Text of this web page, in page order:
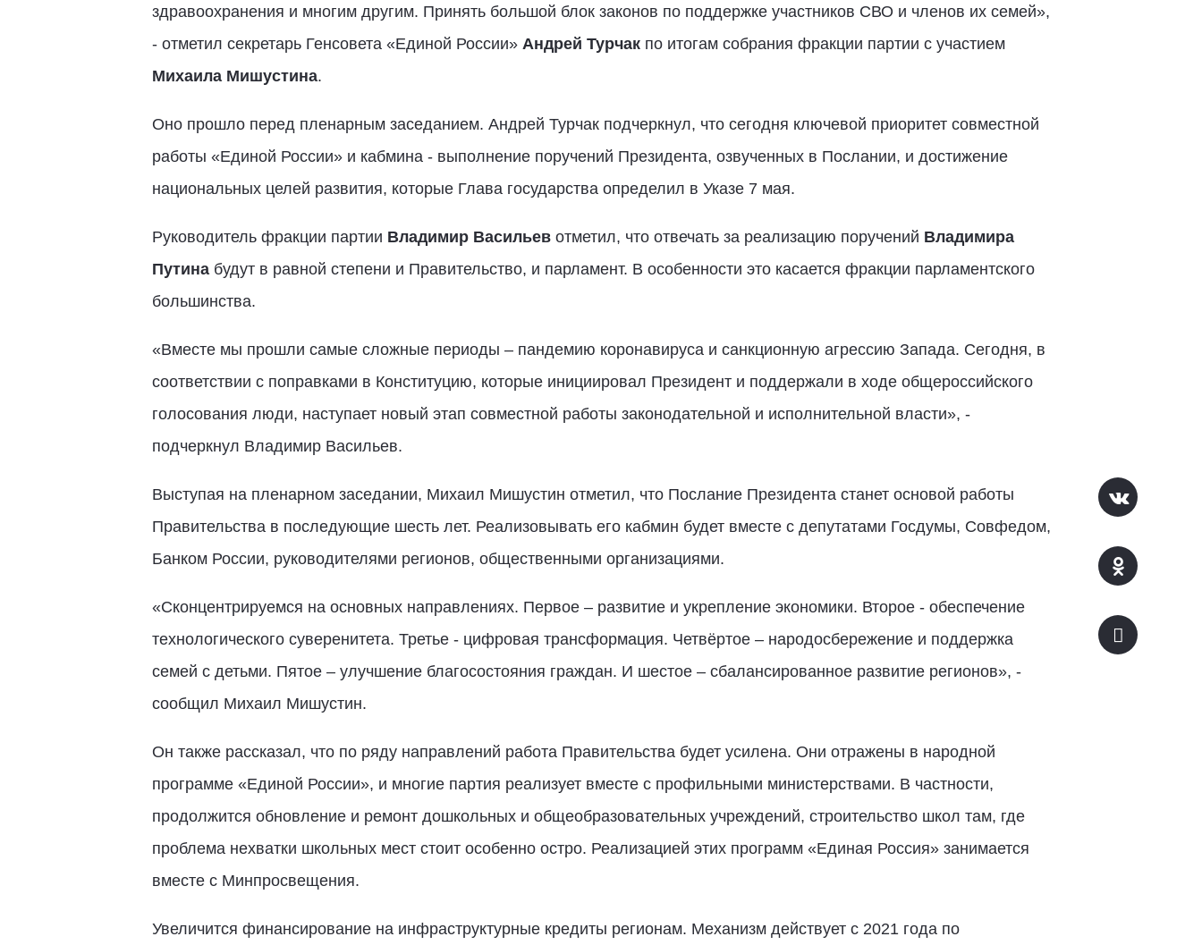
здравоохранения и многим другим. Принять большой блок законов по поддержке участников СВО и членов их семей»,
- отметил секретарь Генсовета «Единой России» Андрей Турчакпо итогам собрания фракции партии с участием
Михаила Мишустина.
Оно прошло перед пленарным заседанием. Андрей Турчак подчеркнул, что сегодня ключевой приоритет совместной
работы «Единой России» и кабмина - выполнение поручений Президента, озвученных в Послании, и достижение
национальных целей развития, которые Глава государства определил в Указе 7 мая.
Руководитель фракции партии Владимир Васильевотметил, что отвечать за реализацию поручений Владимира
Путина будут в равной степени и Правительство, и парламент. В особенности это касается фракции парламентского
большинства.
«Вместе мы прошли самые сложные периоды – пандемию коронавируса и санкционную агрессию Запада. Сегодня, в
соответствии с поправками в Конституцию, которые инициировал Президент и поддержали в ходе общероссийского
голосования люди, наступает новый этап совместной работы законодательной и исполнительной власти», -
подчеркнул Владимир Васильев.
Выступая на пленарном заседании, Михаил Мишустин отметил, что Послание Президента станет основой работы
Правительства в последующие шесть лет. Реализовывать его кабмин будет вместе с депутатами Госдумы, Совфедом,
Банком России, руководителями регионов, общественными организациями.
«Сконцентрируемся на основных направлениях. Первое – развитие и укрепление экономики. Второе - обеспечение
технологического суверенитета. Третье - цифровая трансформация. Четвёртое – народосбережение и поддержка
семей с детьми. Пятое – улучшение благосостояния граждан. И шестое – сбалансированное развитие регионов», -
сообщил Михаил Мишустин.
Он также рассказал, что по ряду направлений работа Правительства будет усилена. Они отражены в народной
программе «Единой России», и многие партия реализует вместе с профильными министерствами. В частности,
продолжится обновление и ремонт дошкольных и общеобразовательных учреждений, строительство школ там, где
проблема нехватки школьных мест стоит особенно остро. Реализацией этих программ «Единая Россия» занимается
вместе с Минпросвещения.
Увеличится финансирование на инфраструктурные кредиты регионам. Механизм действует с 2021 года по